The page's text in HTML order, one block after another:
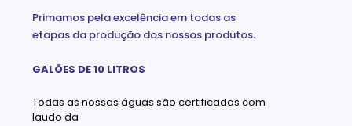
Primamos pela excelência em todas as
etapas da produção dos nossos produtos.
GALÕES DE 10 LITROS
Todas as nossas águas são certificadas com
laudo da